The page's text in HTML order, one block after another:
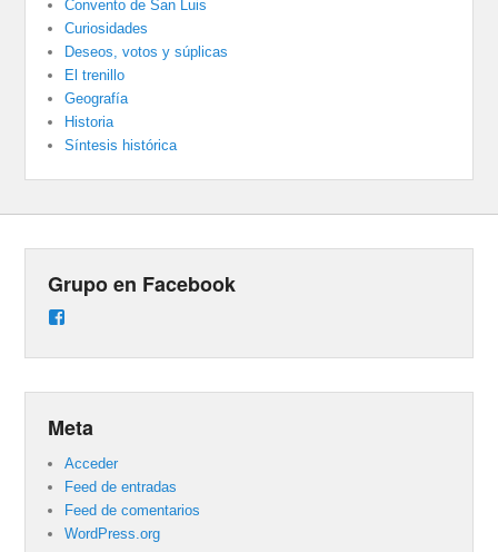
Convento de San Luis
Curiosidades
Deseos, votos y súplicas
El trenillo
Geografía
Historia
Síntesis histórica
Grupo en Facebook
en
Meta
Acceder
Feed de entradas
Feed de comentarios
WordPress.org